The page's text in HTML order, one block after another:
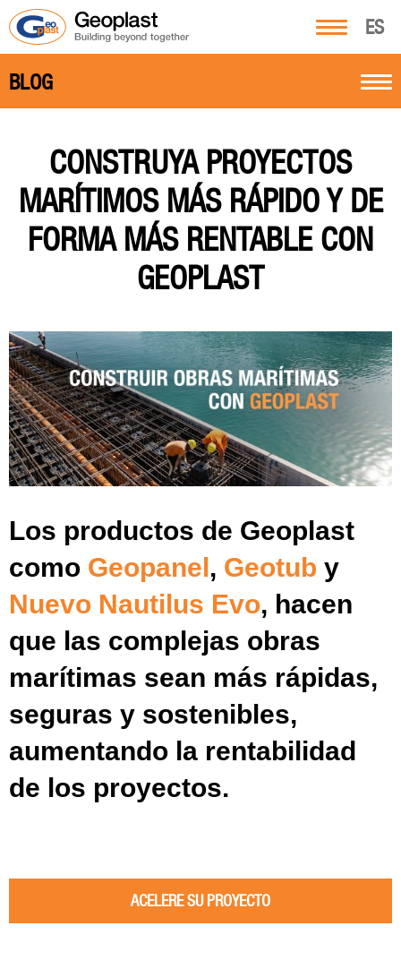
ES
BLOG
CONSTRUYA PROYECTOS
MARÍTIMOS MÁS RÁPIDO Y DE
FORMA MÁS RENTABLE CON
GEOPLAST
Los productos de Geoplast
como Geopanel, Geotub y
Nuevo Nautilus Evo, hacen
que las complejas obras
marítimas sean más rápidas,
seguras y sostenibles,
aumentando la rentabilidad
de los proyectos.
ACELERE SU PROYECTO